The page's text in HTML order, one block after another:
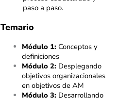
paso a paso.
Temario
Módulo 1: Conceptos y
definiciones
Módulo 2: Desplegando
objetivos organizacionales
en objetivos de AM
Módulo 3: Desarrollando